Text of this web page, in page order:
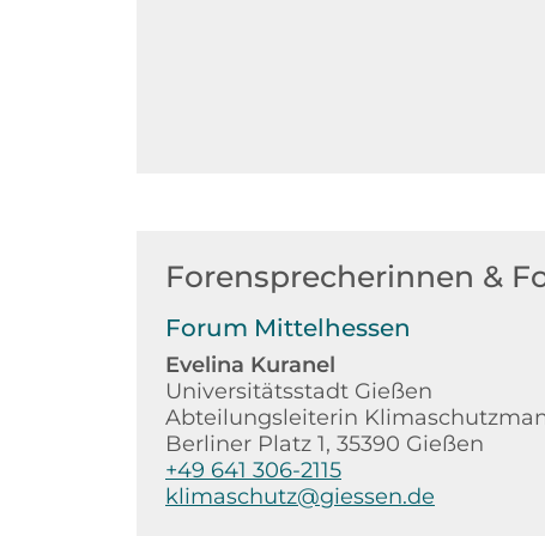
Forensprecherinnen &
Forum Mittelhessen
Evelina Kuranel
Universitätsstadt Gießen
Abteilungsleiterin
Berliner Platz 1, 35390 Gießen
+49 641 306-2115
klimaschutz@giessen.de